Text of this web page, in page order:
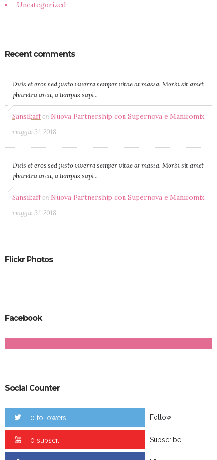
Uncategorized
Recent comments
Duis et eros sed justo viverra semper vitae at massa. Morbi sit amet
pharetra arcu, a tempus sapi...
Sansikaffon Nuova Partnership con Supernova e Manicomix
maggio 31, 2018
Duis et eros sed justo viverra semper vitae at massa. Morbi sit amet
pharetra arcu, a tempus sapi...
Sansikaffon Nuova Partnership con Supernova e Manicomix
maggio 31, 2018
Flickr Photos
Facebook
Social Counter
0 followers Follow
0 subscr. Subscribe